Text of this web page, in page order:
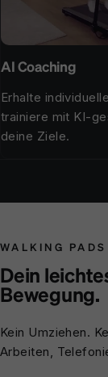
AI Coaching
Erhalte
trainiere mit KI-
deine Ziele.
WALKING PADS
Dein
Bewegung.
Kein Umziehen.
Arbeiten,